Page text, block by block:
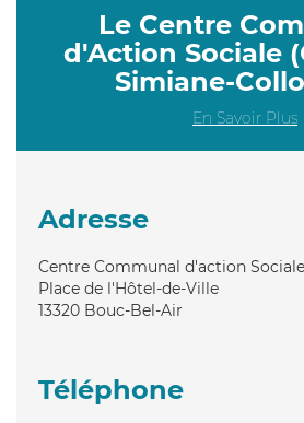
Le Centre
d'Action Sociale
Simiane-
En Savoir Plus
Adresse
Centre Communal d'action Sociale
Place de l'Hôtel-de-Ville
13320 Bouc-Bel-Air
Téléphone